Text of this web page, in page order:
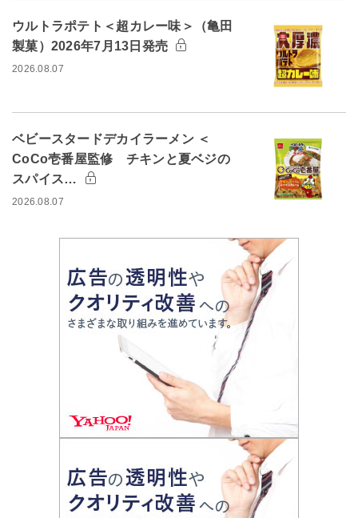
ウルトラポテト＜超カレー味＞（亀田
製菓）2026年7月13日発売
2026.08.07
ベビースタードデカイラーメン ＜
CoCo壱番屋監修 チキンと夏ベジの
スパイス…
2026.08.07